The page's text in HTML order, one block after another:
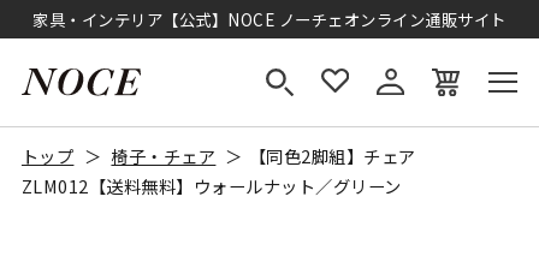
家具・インテリア【公式】NOCE ノーチェオンライン通販サイト
トップ 椅子・チェア
【同色2脚組】チェア
ZLM012【送料無料】ウォールナット／グリーン